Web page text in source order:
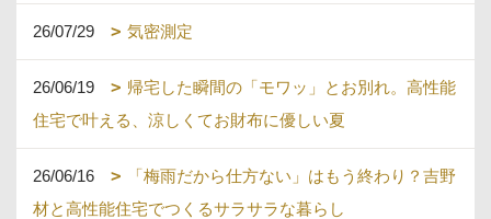
26/07/29 気密測定
26/06/19
帰宅した瞬間の「モワッ」とお別れ。高性能
住宅で叶える、涼しくてお財布に優しい夏
26/06/16
「梅雨だから仕方ない」はもう終わり？吉野
材と高性能住宅でつくるサラサラな暮らし